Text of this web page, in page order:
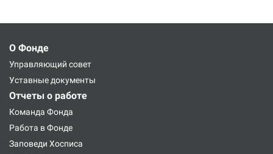
О Фонде
Управляющий совет
Уставные документы
Отчеты о работе
Команда Фонда
Работа в Фонде
Заповеди Хосписа